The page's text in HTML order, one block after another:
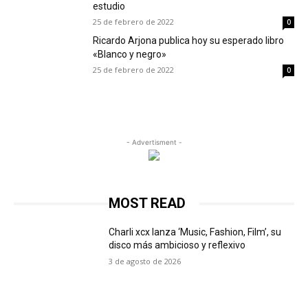
estudio
25 de febrero de 2022 0
Ricardo Arjona publica hoy su esperado libro
«Blanco y negro»
25 de febrero de 2022 0
- Advertisment -
MOST READ
Charli xcx lanza ‘Music, Fashion, Film’, su
disco más ambicioso y reflexivo
3 de agosto de 2026